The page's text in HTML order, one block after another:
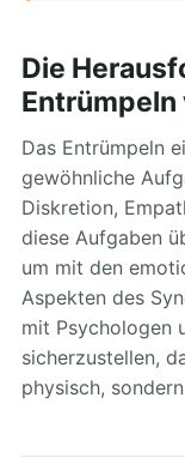
Die
Das Entrümpeln
gewöhnliche
Diskretion,
diese Aufgaben
um mit den
Aspekten des
mit Psychologen
sicherzustellen,
physisch,